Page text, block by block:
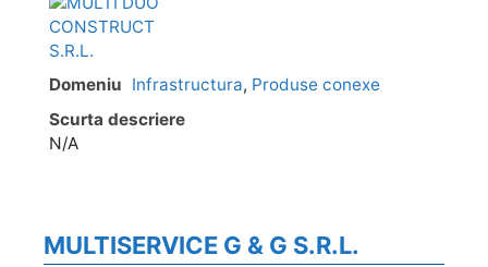
Domeniu Infrastructura, Produse conexe
Scurta descriere
N/A
MULTISERVICE G & G S.R.L.